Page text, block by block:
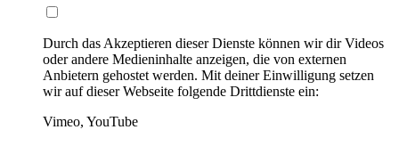
Durch das Akzeptieren dieser Dienste können wir dir Videos
oder andere Medieninhalte anzeigen, die von externen
Anbietern gehostet werden. Mit deiner Einwilligung setzen
wir auf dieser Webseite folgende Drittdienste ein:
Vimeo, YouTube